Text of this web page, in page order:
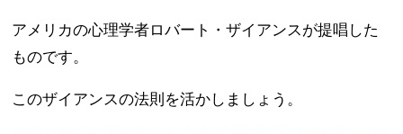
アメリカの心理学者ロバート・ザイアンスが提唱した
ものです。
このザイアンスの法則を活かしましょう。